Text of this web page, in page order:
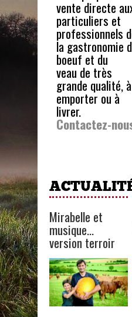
vente directe
particuliers et
professionnels
la gastronomie
boeuf et du
veau de très
grande qualité, à
emporter ou à
livrer.
Contactez-
Mirabelle et
musique…
version terroir